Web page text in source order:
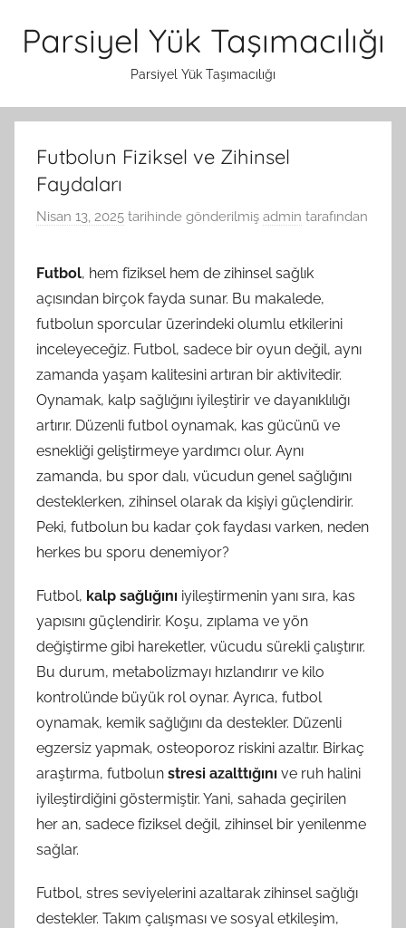
Parsiyel Yük Taşımacılığı
Parsiyel Yük Taşımacılığı
Futbolun Fiziksel ve Zihinsel
Faydaları
Nisan 13, 2025 tarihinde gönderilmiş admin tarafından
Futbol, hem fiziksel hem de zihinsel sağlık
açısından birçok fayda sunar. Bu makalede,
futbolun sporcular üzerindeki olumlu etkilerini
inceleyeceğiz. Futbol, sadece bir oyun değil, aynı
zamanda yaşam kalitesini artıran bir aktivitedir.
Oynamak, kalp sağlığını iyileştirir ve dayanıklılığı
artırır. Düzenli futbol oynamak, kas gücünü ve
esnekliği geliştirmeye yardımcı olur. Aynı
zamanda, bu spor dalı, vücudun genel sağlığını
desteklerken, zihinsel olarak da kişiyi güçlendirir.
Peki, futbolun bu kadar çok faydası varken, neden
herkes bu sporu denemiyor?
Futbol, kalp sağlığını iyileştirmenin yanı sıra, kas
yapısını güçlendirir. Koşu, zıplama ve yön
değiştirme gibi hareketler, vücudu sürekli çalıştırır.
Bu durum, metabolizmayı hızlandırır ve kilo
kontrolünde büyük rol oynar. Ayrıca, futbol
oynamak, kemik sağlığını da destekler. Düzenli
egzersiz yapmak, osteoporoz riskini azaltır. Birkaç
araştırma, futbolun stresi azalttığını ve ruh halini
iyileştirdiğini göstermiştir. Yani, sahada geçirilen
her an, sadece fiziksel değil, zihinsel bir yenilenme
sağlar.
Futbol, stres seviyelerini azaltarak zihinsel sağlığı
destekler. Takım çalışması ve sosyal etkileşim,